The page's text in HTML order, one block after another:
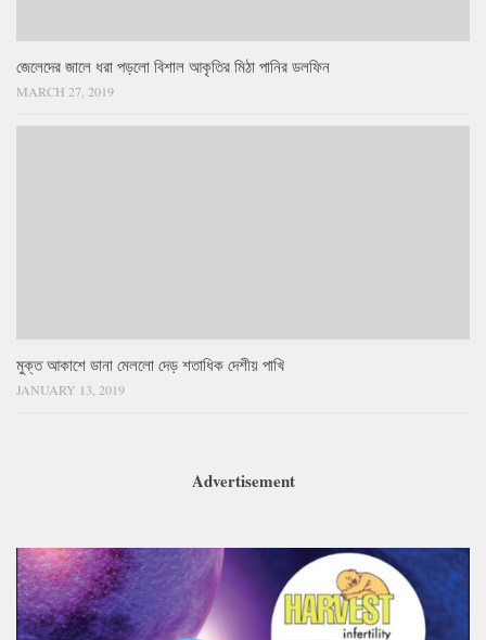
জেলেদের জালে ধরা পড়লো বিশাল আকৃতির মিঠা পানির ডলফিন
MARCH 27, 2019
মুক্ত আকাশে ডানা মেললো দেড় শতাধিক দেশীয় পাখি
JANUARY 13, 2019
Advertisement